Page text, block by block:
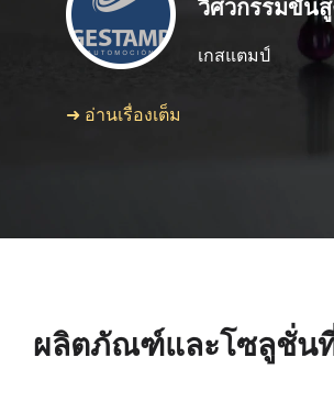
วิศวกรรมขั้น
เกสแตมป์
➜ อ่านเรื่องเต็ม
ผลิตภัณฑ์และโซลูชั่น